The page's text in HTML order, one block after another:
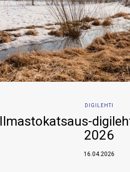
DIGILEHTI
Ilmastokatsaus-
2026
16.04.2026